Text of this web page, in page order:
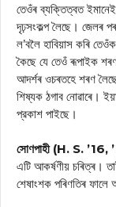
তেওঁৰ ব্যক্তিত্বত
দৃঢ়সংকল্প লৈছে। জেলৰ
ল’বলৈ হাবিয়াস কৰি
কৈছে যে তেওঁ ৰূপাইক শৰণ
আদৰ্শৰ ওচৰতহে শৰণ
শিষ্যক ঠগাব নোৱাৰে।
প্রকাশ পাইছে।
সোণপাহী (H. S. ’16,
এটি আকর্ষণীয় চৰিত্ৰ।
শেষাংশক পৰিণতিৰ ফালে